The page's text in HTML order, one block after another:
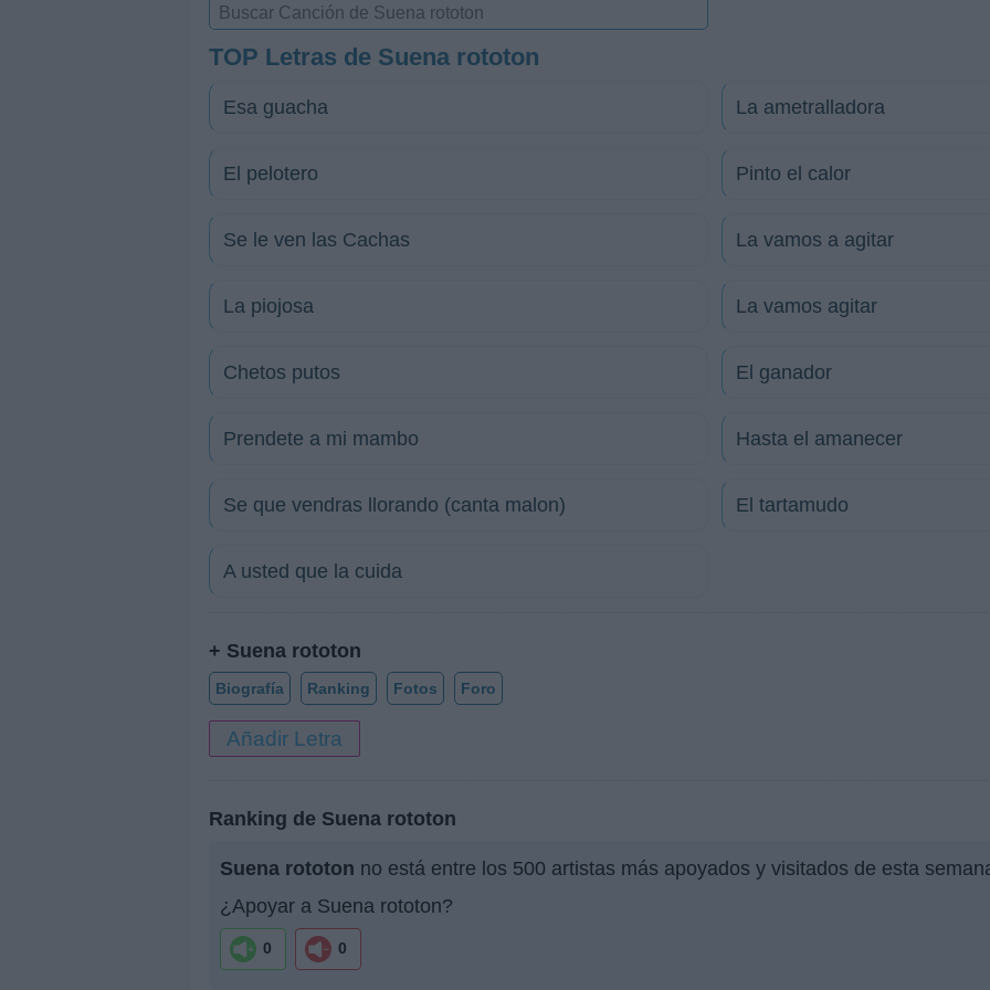
TOP Letras de Suena rototon
Esa guacha La ametralladora
El pelotero Pinto el calor
Se le ven las Cachas La vamos a agitar
La piojosa La vamos agitar
Chetos putos El ganador
Prendete a mi mambo Hasta el amanecer
Se que vendras llorando (canta malon) El tartamudo
A usted que la cuida
+ Suena rototon
Biografía Ranking Fotos Foro
Añadir Letra
Ranking de Suena rototon
Suena rototon no está entre los 500 artistas más apoyados y visitados de esta
¿Apoyar a Suena rototon?
0 0